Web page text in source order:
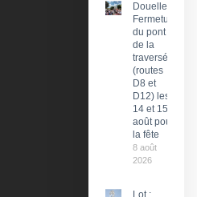
Douelle :
Fermeture
du pont et
de la
traversée
(routes
D8 et
D12) les
14 et 15
août pour
la fête
8 août
2026
Lot :